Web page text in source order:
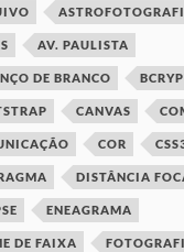
AV. PAULISTA
DE BRANCO
CANVAS
COR
DISTÂNCIA
ENEAGRAMA
DE FAIXA